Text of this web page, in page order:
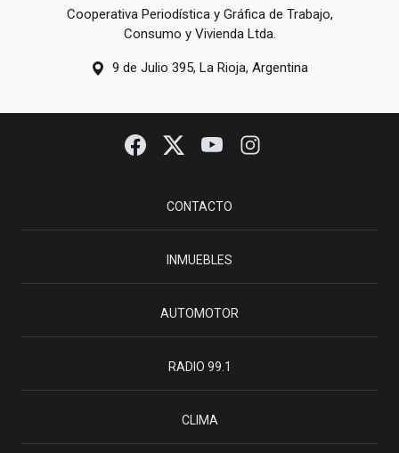
Cooperativa Periodística y Gráfica de Trabajo,
Consumo y Vivienda Ltda.
9 de Julio 395, La Rioja, Argentina
CONTACTO
INMUEBLES
AUTOMOTOR
RADIO 99.1
CLIMA